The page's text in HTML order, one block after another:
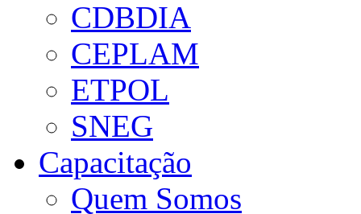
CDBDIA
CEPLAM
ETPOL
SNEG
Capacitação
Quem Somos